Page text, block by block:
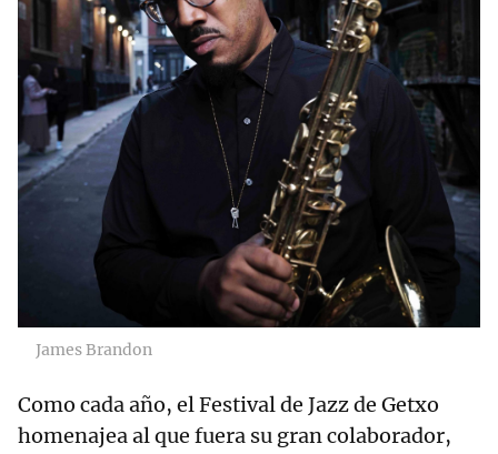
James Brandon
Como cada año, el Festival de Jazz de Getxo
homenajea al que fuera su gran colaborador,